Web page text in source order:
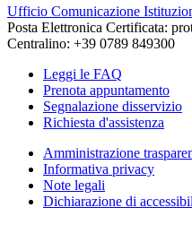
Ufficio Comunicazione
Posta Elettronica Certificata:
Centralino: +39 0789 849300
Leggi le FAQ
Prenota appuntamento
Segnalazione disservizio
Richiesta d'assistenza
Amministrazione
Informativa privacy
Note legali
Dichiarazione di